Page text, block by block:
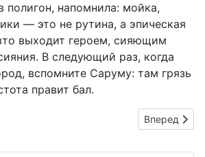
полигон, напомнила: мойка,
— это не рутина, а эпическая
выходит героем, сияющим
В следующий раз, когда
вспомните Саруму: там грязь
правит бал.
будущего: от самурайских щеток
Следующий:
Вперед